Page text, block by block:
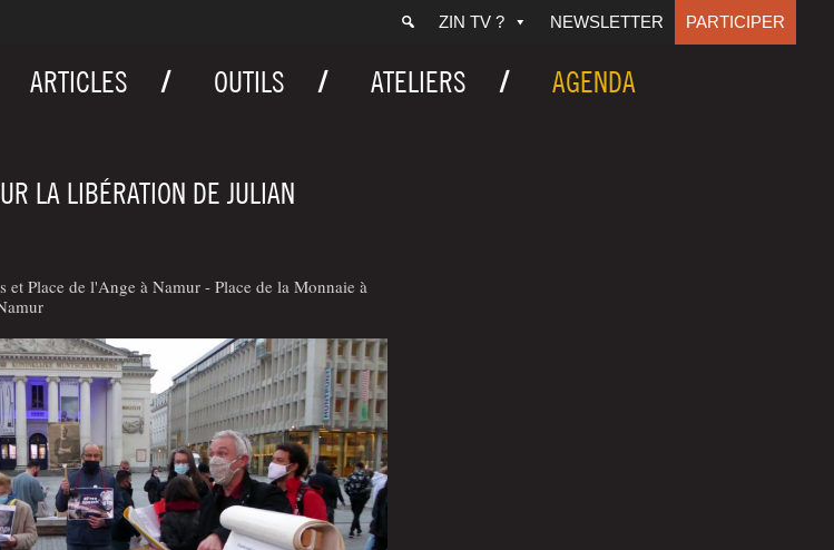
ZIN TV ? NEWSLETTER PARTICIPER
ARTICLES OUTILS ATELIERS AGENDA
LA LIBÉRATION DE JULIAN
et Place de l'Ange à Namur - Place de la Monnaie à